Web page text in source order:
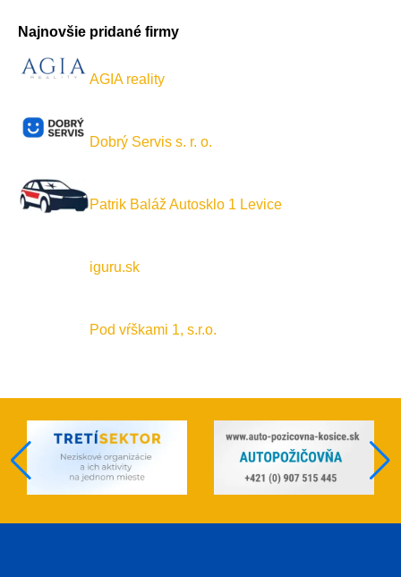
Najnovšie pridané firmy
AGIA reality
Dobrý Servis s. r. o.
Patrik Baláž Autosklo 1 Levice
iguru.sk
Pod vŕškami 1, s.r.o.